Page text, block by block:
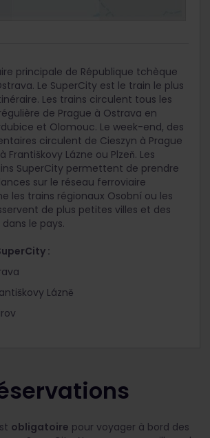
principale de République tchèque
Le SuperCity est le train le plus
Les trains circulent tous les
de Prague à Ostrava en
et Olomouc. Le week-end, des
circulent de Cieszyn à Prague
Františkovy Lázne ou Plzeň. Les
SuperCity permettent de prendre
sur le réseau ferroviaire
les trains régionaux Osobní ou les
de plus petites villes et des
le pays.
:
Lázně
obligatoire pour voyager à bord des